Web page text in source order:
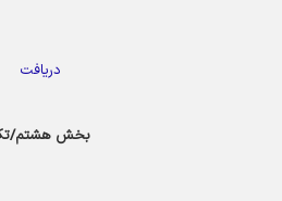
دریافت
بخش هشتم/تک